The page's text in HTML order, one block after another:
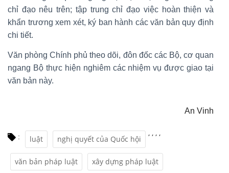
chỉ đạo nêu trên; tập trung chỉ đạo việc hoàn thiện và
khẩn trương xem xét, ký ban hành các văn bản quy định
chi tiết.
Văn phòng Chính phủ theo dõi, đôn đốc các Bộ, cơ quan
ngang Bộ thực hiện nghiêm các nhiệm vụ được giao tại
văn bản này.
An Vinh
: luật
,
nghị quyết của Quốc hội
,
văn bản pháp luật
,
xây dựng pháp luật
,